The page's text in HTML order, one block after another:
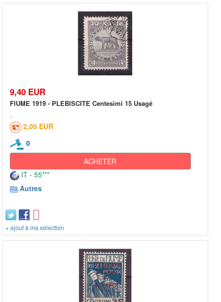
9,40 EUR
FIUME 1919 - PLEBISCITE Centesimi 15 Usagé
2,00 EUR
0
ACHETER
IT - 55***
Autres
+ ajout à ma sélection